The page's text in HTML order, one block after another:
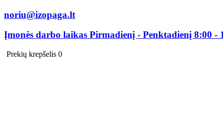
noriu@izopaga.lt
Įmonės darbo laikas Pirmadienį - Penktadienį 8:00 -
Prekių krepšelis 0